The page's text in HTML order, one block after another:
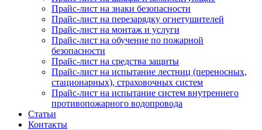
Прайс-лист на знаки безопасности
Прайс-лист на перезарядку огнетушителей
Прайс-лист на монтаж и услуги
Прайс-лист на обучение по пожарной
безопасности
Прайс-лист на средства защиты
Прайс-лист на испытание лестниц (переносных,
стационарных), страховочных систем
Прайс-лист на испытание систем внутреннего
противопожарного водопровода
Статьи
Контакты